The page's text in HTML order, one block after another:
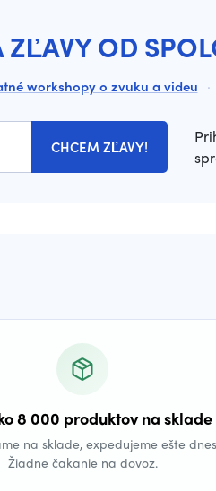
ZĽAVY OD
workshopy o zvuku a videu ·
CHCEM ZĽAVY!
8 000 produktov na sklade
na sklade, expedujeme ešte
Žiadne čakanie na dovoz.